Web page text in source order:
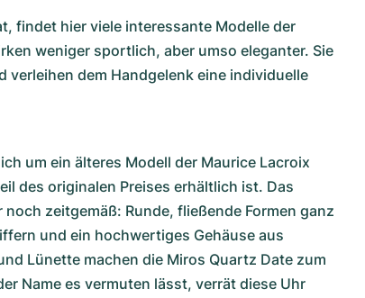
findet hier viele interessante Modelle der
weniger sportlich, aber umso eleganter. Sie
verleihen dem Handgelenk eine individuelle
um ein älteres Modell der Maurice Lacroix
des originalen Preises erhältlich ist. Das
zeitgemäß: Runde, fließende Formen ganz
und ein hochwertiges Gehäuse aus
Lünette machen die Miros Quartz Date zum
Name es vermuten lässt, verrät diese Uhr